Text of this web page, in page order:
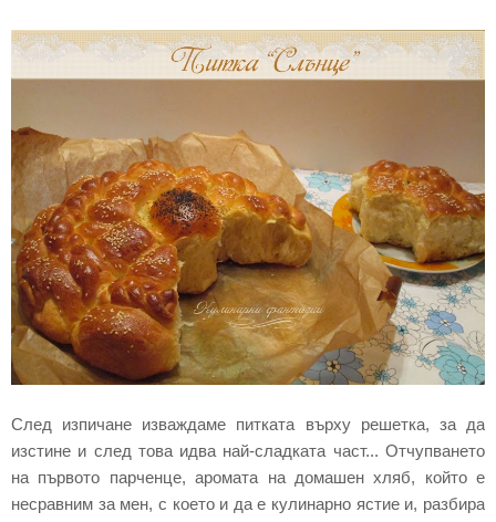
След изпичане изваждаме питката върху решетка, за да
изстине и след това идва най-сладката част... Отчупването
на първото парченце, аромата на домашен хляб, който е
несравним за мен, с което и да е кулинарно ястие и, разбира